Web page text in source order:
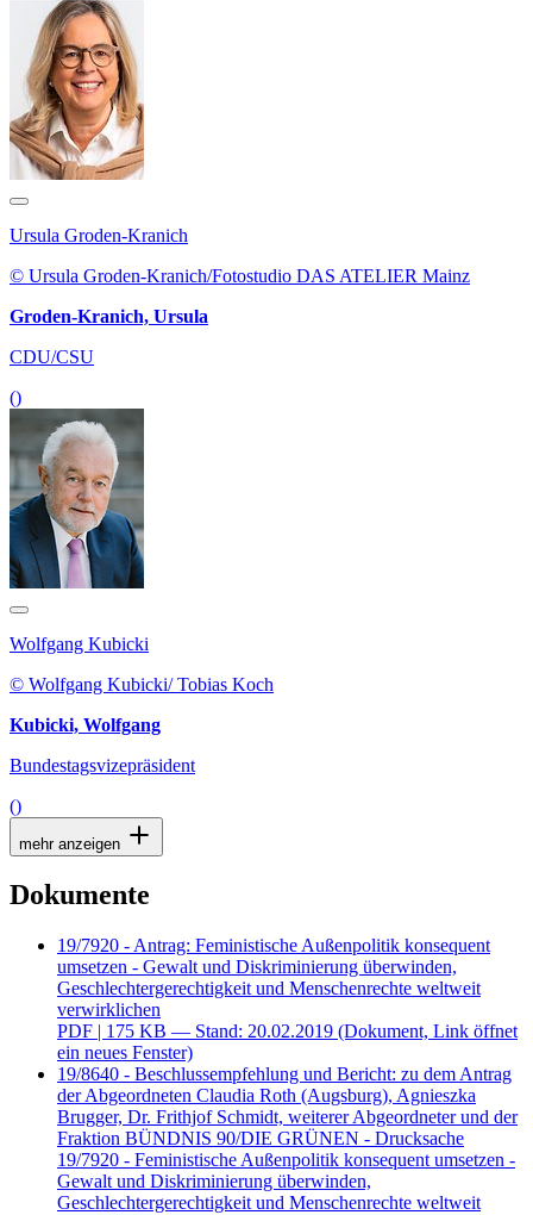
Ursula Groden-Kranich
© Ursula Groden-Kranich/Fotostudio DAS ATELIER Mainz
Groden-Kranich, Ursula
CDU/CSU
()
Wolfgang Kubicki
© Wolfgang Kubicki/ Tobias Koch
Kubicki, Wolfgang
Bundestagsvizepräsident
()
mehr anzeigen
Dokumente
19/7920 - Antrag: Feministische Außenpolitik konsequent
umsetzen - Gewalt und Diskriminierung überwinden,
Geschlechtergerechtigkeit und Menschenrechte weltweit
verwirklichen
PDF | 175 KB — Stand: 20.02.2019 (Dokument, Link öffnet
ein neues Fenster)
19/8640 - Beschlussempfehlung und Bericht: zu dem Antrag
der Abgeordneten Claudia Roth (Augsburg), Agnieszka
Brugger, Dr. Frithjof Schmidt, weiterer Abgeordneter und der
Fraktion BÜNDNIS 90/DIE GRÜNEN - Drucksache
19/7920 - Feministische Außenpolitik konsequent umsetzen -
Gewalt und Diskriminierung überwinden,
Geschlechtergerechtigkeit und Menschenrechte weltweit